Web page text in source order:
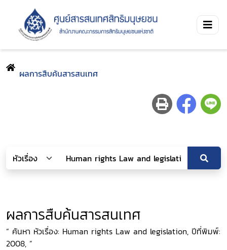
ผลการสืบค้นสารสนเทศ
ผลการสืบค้นสารสนเทศ
“ ค้นหา หัวเรื่อง: Human rights Law and legislation, ปีที่พิมพ์:
2008, ”